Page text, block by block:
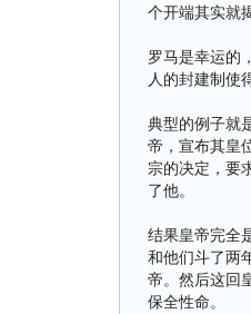
个开端其实就
罗马是幸运的
人的封建制使
典型的例子就
帝，宣布其皇
宗的决定，要
了他。
结果皇帝完全
和他们斗了两
帝。然后这回
保全性命。